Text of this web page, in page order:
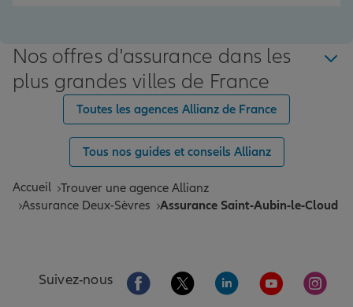
Nos offres d'assurance dans les
plus grandes villes de France
Toutes les agences Allianz de France
Tous nos guides et conseils Allianz
Accueil Trouver une agence Allianz
Assurance Deux-Sèvres
Assurance Saint-Aubin-le-Cloud
Suivez-nous Aller sur la page Facebook de Allianz
Aller sur la page Twitter de
Aller sur la page
Aller sur la
Aller